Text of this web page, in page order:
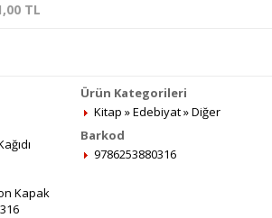
TL
Kapak
Ürün Kategorileri
Kitap »Edebiyat»Diğer
Barkod
9786253880316